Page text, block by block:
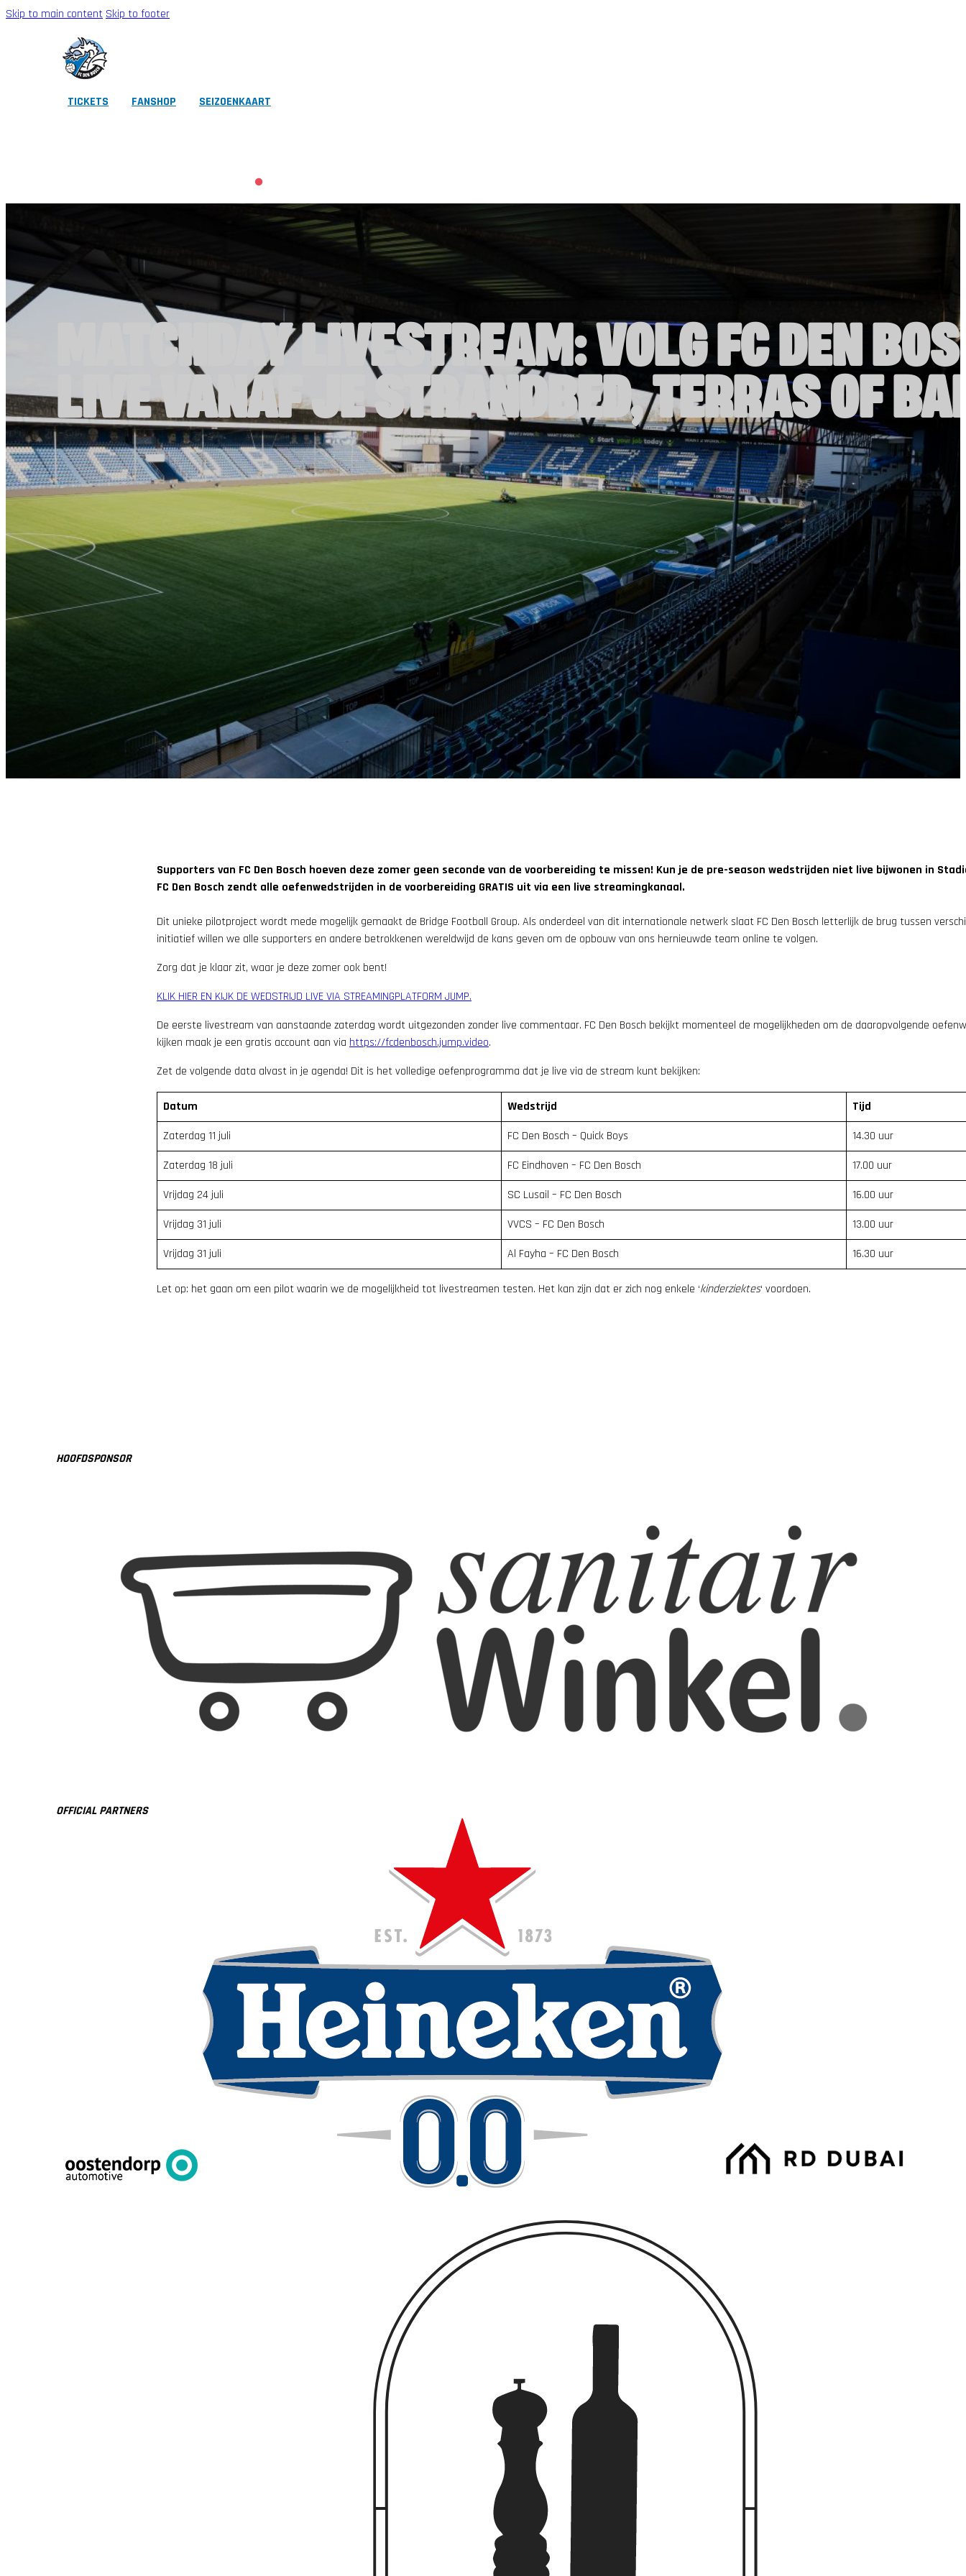
Skip to main content Skip to footer
TICKETS FANSHOP
SEIZOENKAART
MATCHDAY LIVESTREAM: VOLG FC DEN
LIVE VANAF JE STRANDBED, TERRAS OF
Supporters van FC Den Bosch hoeven deze zomer geen seconde van de voorbereiding te missen! Kun je de pre-season wedstrijden niet live bijwonen in
FC Den Bosch zendt alle oefenwedstrijden in de voorbereiding GRATIS uit via een live streamingkanaal.
Dit unieke pilotproject wordt mede mogelijk gemaakt de Bridge Football Group. Als onderdeel van dit internationale netwerk slaat FC Den Bosch letterlijk de brug tussen
initiatief willen we alle supporters en andere betrokkenen wereldwijd de kans geven om de opbouw van ons hernieuwde team online te volgen.
Zorg dat je klaar zit, waar je deze zomer ook bent!
KLIK HIER EN KIJK DE WEDSTRIJD LIVE VIA STREAMINGPLATFORM JUMP.
De eerste livestream van aanstaande zaterdag wordt uitgezonden zonder live commentaar. FC Den Bosch bekijkt momenteel de mogelijkheden om de daaropvolgende
kijken maak je een gratis account aan via https://fcdenbosch.jump.video.
Zet de volgende data alvast in je agenda! Dit is het volledige oefenprogramma dat je live via de stream kunt bekijken:
Datum Wedstrijd
Tijd
Zaterdag 11 juli
FC Den Bosch – Quick Boys
14.30 uur
Zaterdag 18 juli
FC Eindhoven – FC Den Bosch
17.00 uur
Vrijdag 24 juli
SC Lusail – FC Den Bosch
16.00 uur
Vrijdag 31 juli
VVCS – FC Den Bosch
13.00 uur
Vrijdag 31 juli
Al Fayha – FC Den Bosch 16.30 uur
Let op: het gaan om een pilot waarin we de mogelijkheid tot livestreamen testen. Het kan zijn dat er zich nog enkele ‘kinderziektes‘ voordoen.
HOOFDSPONSOR
OFFICIAL PARTNERS